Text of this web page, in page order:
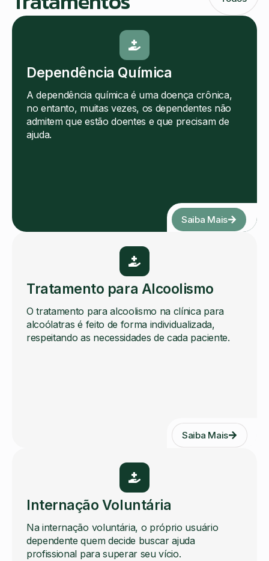
Dependência Química
A dependência química é uma doença crônica,
no entanto, muitas vezes, os dependentes não
admitem que estão doentes e que precisam de
ajuda.
Saiba Mais
Tratamento para Alcoolismo
O tratamento para alcoolismo na clínica para
alcoólatras é feito de forma individualizada,
respeitando as necessidades de cada paciente.
Saiba Mais
Internação Voluntária
Na internação voluntária, o próprio usuário
dependente quem decide buscar ajuda
profissional para superar seu vício.